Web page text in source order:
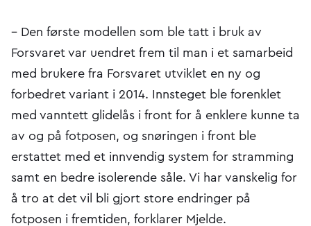
– Den første modellen som ble tatt i bruk av
Forsvaret var uendret frem til man i et samarbeid
med brukere fra Forsvaret utviklet en ny og
forbedret variant i 2014. Innsteget ble forenklet
med vanntett glidelås i front for å enklere kunne ta
av og på fotposen, og snøringen i front ble
erstattet med et innvendig system for stramming
samt en bedre isolerende såle. Vi har vanskelig for
å tro at det vil bli gjort store endringer på
fotposen i fremtiden, forklarer Mjelde.